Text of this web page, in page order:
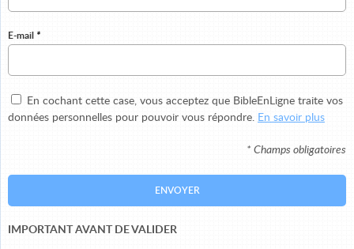
E-mail *
En cochant cette case, vous acceptez que BibleEnLigne traite vos
données personnelles pour pouvoir vous répondre.
En savoir plus
* Champs obligatoires
ENVOYER
IMPORTANT AVANT DE VALIDER